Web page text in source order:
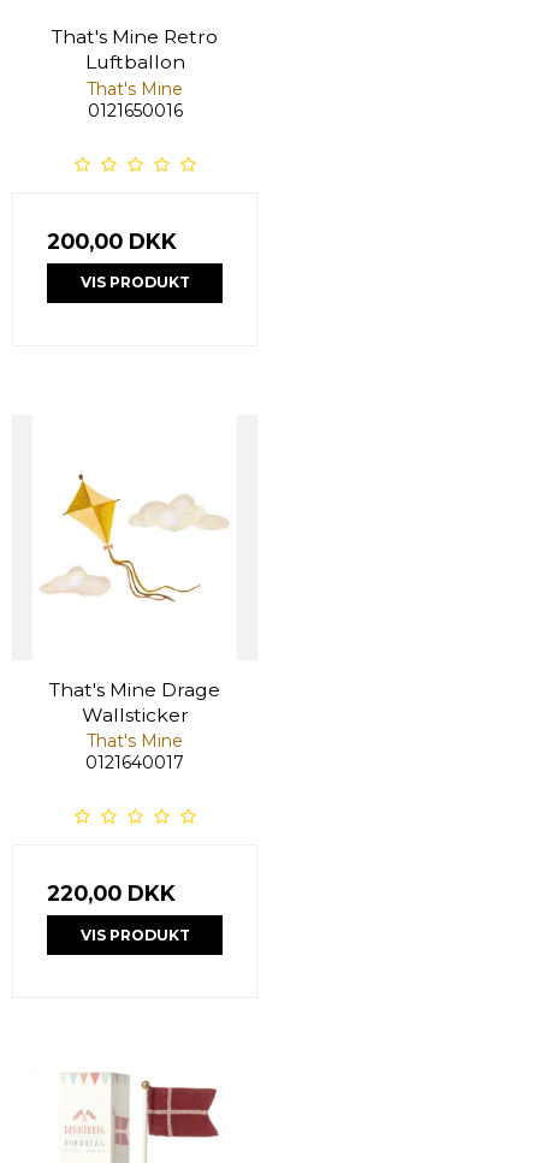
That's Mine Retro
Luftballon
That's Mine
0121650016
200,00 DKK
VIS PRODUKT
That's Mine Drage
Wallsticker
That's Mine
0121640017
220,00 DKK
VIS PRODUKT